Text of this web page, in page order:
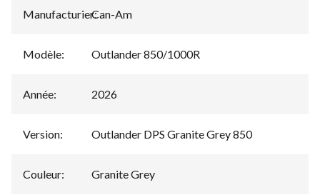
Manufacturier:
Can-Am
Modèle: Outlander 850/1000R
Année: 2026
Version: Outlander DPS Granite Grey 850
Couleur: Granite Grey